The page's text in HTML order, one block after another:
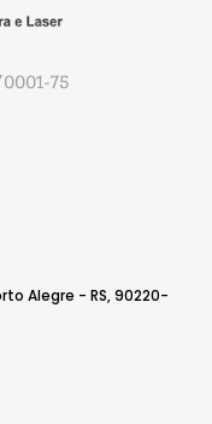
75
Alegre - RS, 90220-